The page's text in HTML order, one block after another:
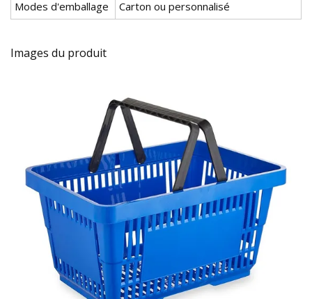
Modes d'emballage
Carton ou personnalisé
Images du produit